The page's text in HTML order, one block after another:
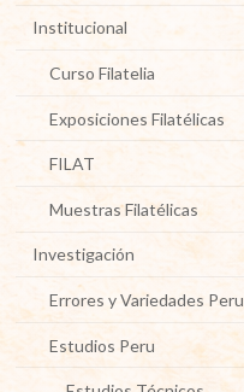
Institucional
Curso Filatelia
Exposiciones Filatélicas
FILAT
Muestras Filatélicas
Investigación
Errores y Variedades Peru
Estudios Peru